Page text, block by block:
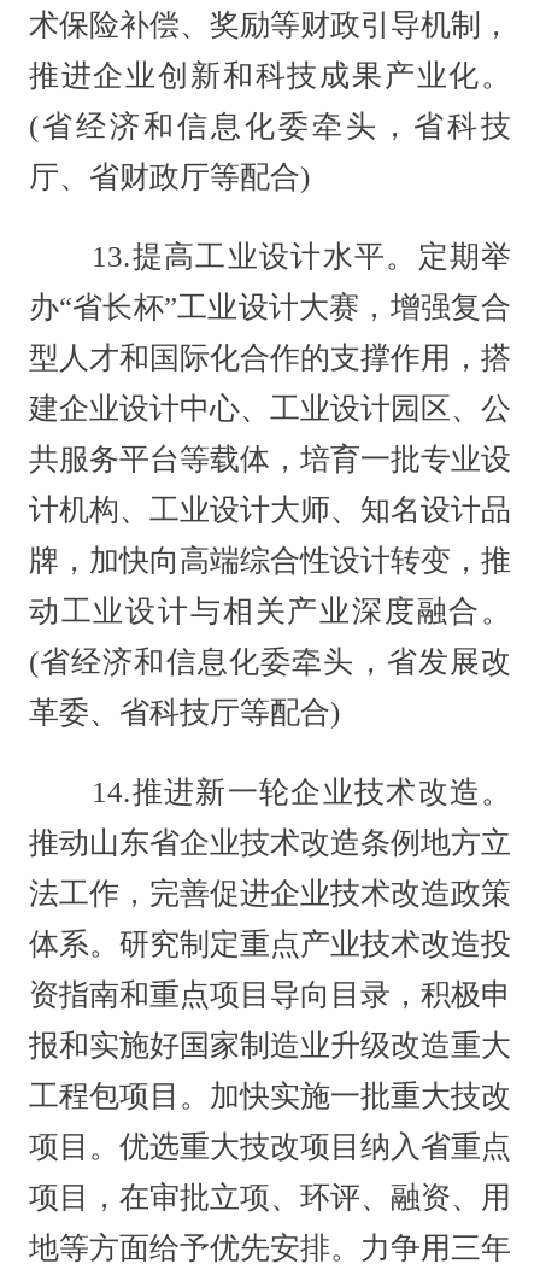
术保险补偿、奖励等财政引导机制，
推进企业创新和科技成果产业化。
(省经济和信息化委牵头，省科技
厅、省财政厅等配合)
13.提高工业设计水平。定期举
办“省长杯”工业设计大赛，增强复合
型人才和国际化合作的支撑作用，搭
建企业设计中心、工业设计园区、公
共服务平台等载体，培育一批专业设
计机构、工业设计大师、知名设计品
牌，加快向高端综合性设计转变，推
动工业设计与相关产业深度融合。
(省经济和信息化委牵头，省发展改
革委、省科技厅等配合)
14.推进新一轮企业技术改造。
推动山东省企业技术改造条例地方立
法工作，完善促进企业技术改造政策
体系。研究制定重点产业技术改造投
资指南和重点项目导向目录，积极申
报和实施好国家制造业升级改造重大
工程包项目。加快实施一批重大技改
项目。优选重大技改项目纳入省重点
项目，在审批立项、环评、融资、用
地等方面给予优先安排。力争用三年